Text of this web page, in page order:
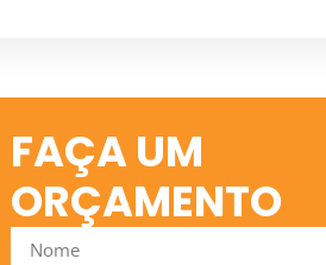
FAÇA UM
ORÇAMENTO